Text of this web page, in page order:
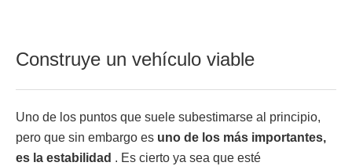
Construye un vehículo viable
Uno de los puntos que suele subestimarse al principio,
pero que sin embargo es uno de los más importantes,
es la estabilidad . Es cierto ya sea que esté